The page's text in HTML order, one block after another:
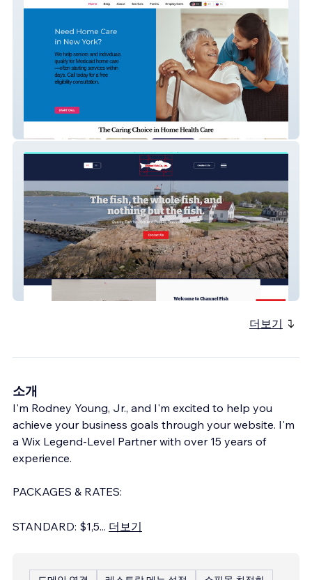
Friendly Home Care
더보기
소개
I'm Rodney Young, Jr., and I'm excited to help you
achieve your business goals through your website. I'm
a Wix Legend-Level Partner with over 15 years of
experience.
PACKAGES & RATES:
STANDARD: $1,5... 더보기